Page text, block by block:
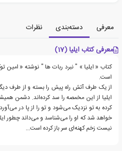
معرفی دسته‌بندی
نظرات
معرفی کتاب ایلیا (17)
کتاب « ایلیا » " نبرد ربات ها " نوشته «
است.
از یک طرف آتش راه پیش را بسته و از طرف
ایلیا از این مخمصه را سد کرده‌اند. دشمن
کرده به تو نزدیک می‌شود و تو را از پا در
خواهد شد که او را می‌شناسد و می‌داند چطور
نیست زخم کهنه‌ای سر باز کرده است...